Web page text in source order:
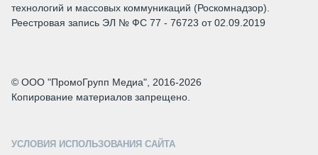
технологий и массовых коммуникаций (Роскомнадзор).
Реестровая запись ЭЛ № ФС 77 - 76723 от 02.09.2019
© ООО "ПромоГрупп Медиа", 2016-2026
Копирование материалов запрещено.
УСЛОВИЯ ИСПОЛЬЗОВАНИЯ САЙТА